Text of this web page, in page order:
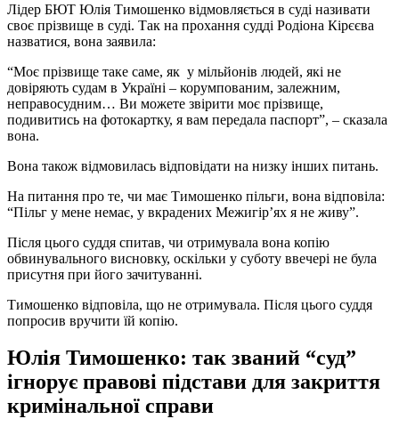
Лідер БЮТ Юлія Тимошенко відмовляється в суді називати
своє прізвище в суді. Так на прохання судді Родіона Кірєєва
назватися, вона заявила:
“Моє прізвище таке саме, як у мільйонів людей, які не
довіряють судам в Україні – корумпованим, залежним,
неправосудним… Ви можете звірити моє прізвище,
подивитись на фотокартку, я вам передала паспорт”, – сказала
вона.
Вона також відмовилась відповідати на низку інших питань.
На питання про те, чи має Тимошенко пільги, вона відповіла:
“Пільг у мене немає, у вкрадених Межигір’ях я не живу”.
Після цього суддя спитав, чи отримувала вона копію
обвинувального висновку, оскільки у суботу ввечері не була
присутня при його зачитуванні.
Тимошенко відповіла, що не отримувала. Після цього суддя
попросив вручити їй копію.
Юлія Тимошенко: так званий “суд”
ігнорує правові підстави для закриття
кримінальної справи